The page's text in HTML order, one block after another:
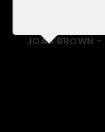
JOAN BROWN -